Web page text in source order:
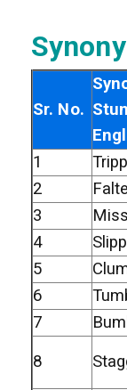
Sr. No.
1
2
3
4
5
6
7
8